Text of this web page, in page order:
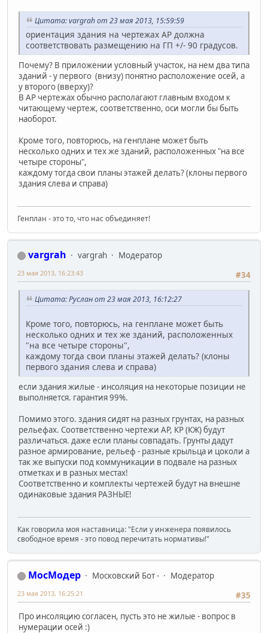
Цитата: vargrah от 23 мая 2013, 15:59:59
ориентация здания на чертежах АР должна
соответствовать размещению на ГП +/- 90 градусов.
Почему? В приложении условный участок, на нем два типа
зданий - у первого (внизу) понятно расположение осей, а
у второго (вверху)?
В АР чертежах обычно располагают главным входом к
читающему чертеж, соответственно, оси могли бы быть
наоборот.
Кроме того, повторюсь, на генплане может быть
несколько одних и тех же зданий, расположенных "на все
четыре стороны",
каждому тогда свои планы этажей делать? (клоны первого
здания слева и справа)
Генплан - это то, что нас объединяет!
vargrah vargrah
Модератор
#34
23 мая 2013, 16:23:43
Цитата: Руслан от 23 мая 2013, 16:12:27
Кроме того, повторюсь, на генплане может быть
несколько одних и тех же зданий, расположенных
"на все четыре стороны",
каждому тогда свои планы этажей делать? (клоны
первого здания слева и справа)
если здания жилые - инсоляция на некоторые позиции не
выполняется. гарантия 99%.
Помимо этого. здания сидят на разных грунтах, на разных
рельефах. Соответственно чертежи АР, КР (КЖ) будут
различаться. даже если планы совпадать. Грунты дадут
разное армирование, рельеф - разные крыльца и цоколи а
так же выпуски под коммуникации в подвале на разных
отметках и в разных местах!
Соответственно и комплекты чертежей будут на внешне
одинаковые здания РАЗНЫЕ!
Как говорила моя наставница: "Если у инженера появилось
свободное время - это повод перечитать нормативы!"
МосМодер Московский Бот -
Модератор
#35
23 мая 2013, 16:25:21
Про инсоляцию согласен, пусть это не жилые - вопрос в
нумерации осей :)